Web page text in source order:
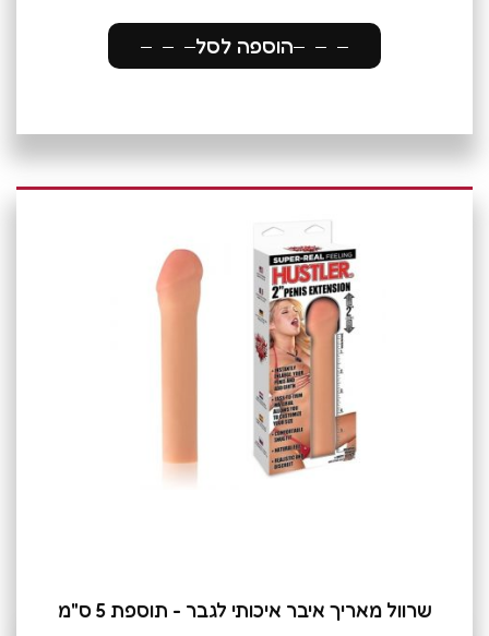
הוספה לסל
שרוול מאריך איבר איכותי לגבר - תוספת 5 ס"מ